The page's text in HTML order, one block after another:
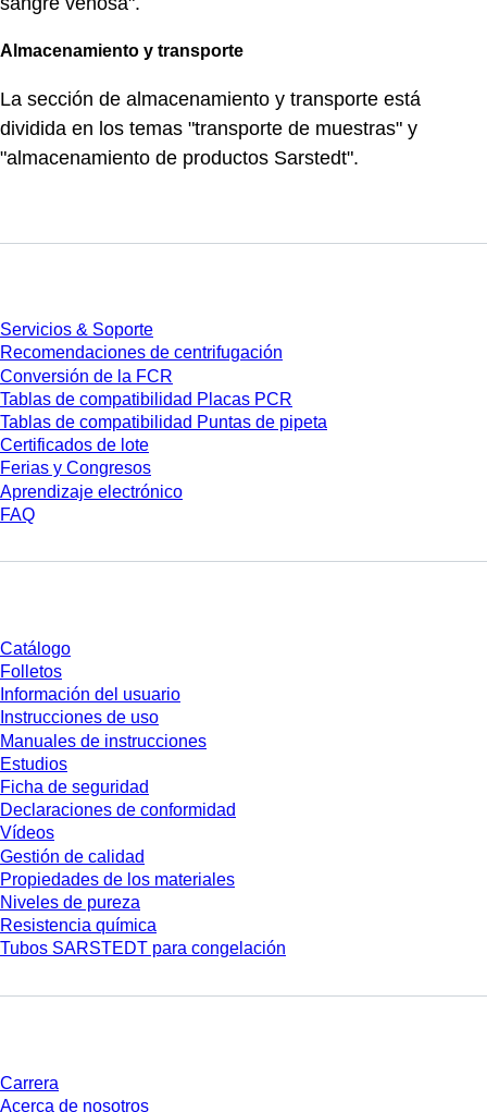
Almacenamiento y transporte
La sección de almacenamiento y transporte está
dividida en los temas "transporte de muestras" y
"almacenamiento de productos Sarstedt".
Servicios & Soporte
Recomendaciones de centrifugación
Conversión de la FCR
Tablas de compatibilidad Placas PCR
Tablas de compatibilidad Puntas de pipeta
Certificados de lote
Ferias y Congresos
Aprendizaje electrónico
FAQ
Catálogo
Folletos
Información del usuario
Instrucciones de uso
Manuales de instrucciones
Estudios
Ficha de seguridad
Declaraciones de conformidad
Vídeos
Gestión de calidad
Propiedades de los materiales
Niveles de pureza
Resistencia química
Tubos SARSTEDT para congelación
Carrera
Acerca de nosotros